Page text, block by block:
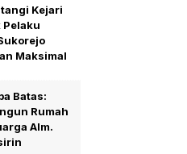
Kejari
Pelaku
Maksimal
Batas:
Rumah
Alm.